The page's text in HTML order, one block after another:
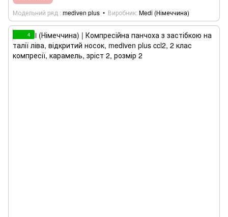
Модельний ряд mediven plus Виробник Medi (Німеччина)
4